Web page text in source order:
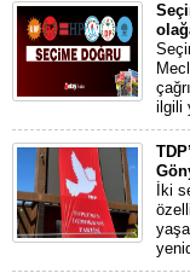
ilgili
İki